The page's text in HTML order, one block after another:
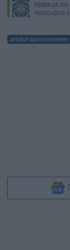
Redakcja
artykuł sponsorowany